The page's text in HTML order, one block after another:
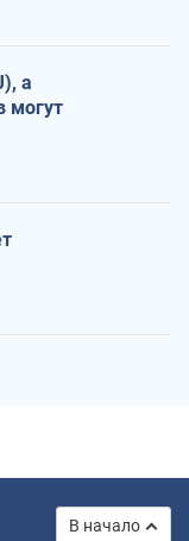
а
могут
В начало